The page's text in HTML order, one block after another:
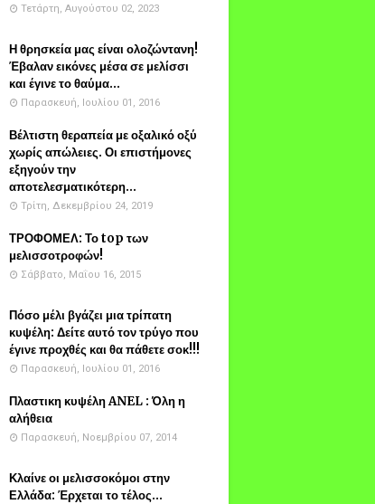
Τετάρτη, Αυγούστου 02, 2023
Η θρησκεία μας είναι ολοζώντανη!
Έβαλαν εικόνες μέσα σε μελίσσι
και έγινε το θαύμα...
Παρασκευή, Ιουλίου 01, 2016
Βέλτιστη θεραπεία με οξαλικό οξύ
χωρίς απώλειες. Οι επιστήμονες
εξηγούν την
αποτελεσματικότερη...
Τρίτη, Δεκεμβρίου 24, 2019
ΤΡΟΦΟΜΕΛ: Το top των
μελισσοτροφών!
Σάββατο, Μαΐου 16, 2015
Πόσο μέλι βγάζει μια τρίπατη
κυψέλη: Δείτε αυτό τον τρύγο που
έγινε προχθές και θα πάθετε σοκ!!!
Παρασκευή, Ιουλίου 01, 2016
Πλαστικη κυψέλη ANEL : Όλη η
αλήθεια
Παρασκευή, Νοεμβρίου 07, 2014
Κλαίνε οι μελισσοκόμοι στην
Ελλάδα: Έρχεται το τέλος...